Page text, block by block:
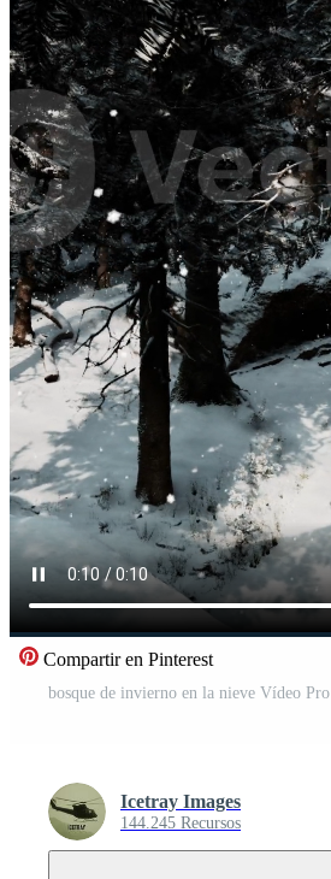
Compartir en Pinterest
bosque de invierno en la nieve Vídeo Pro
Icetray Images
144.245 Recursos